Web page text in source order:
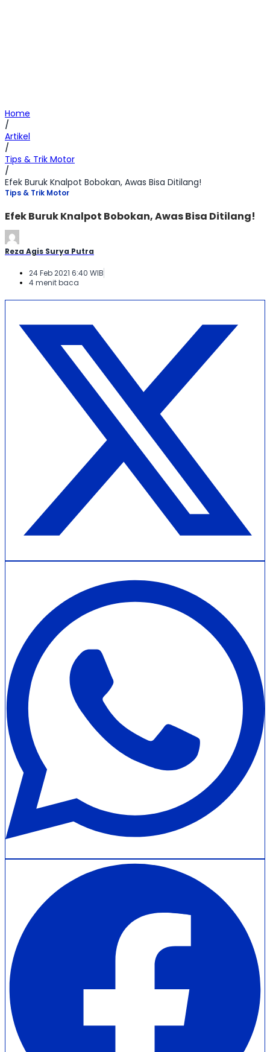
Home
/
Artikel
/
Tips & Trik Motor
/
Efek Buruk Knalpot Bobokan, Awas Bisa Ditilang!
Tips & Trik Motor
Efek Buruk Knalpot Bobokan, Awas Bisa Ditilang!
Reza Agis Surya Putra
24 Feb 2021 6:40 WIB
4 menit baca